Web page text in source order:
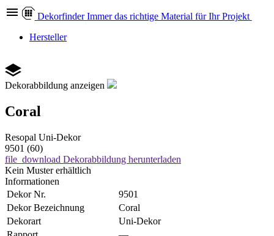
Dekorfinder Immer das richtige Material für Ihr Projekt
Hersteller
Dekorabbildung anzeigen
Coral
Resopal Uni-Dekor
9501 (60)
file_download Dekorabbildung herunterladen
Kein Muster erhältlich
Informationen
Dekor Nr.
9501
Dekor Bezeichnung
Coral
Dekorart
Uni-Dekor